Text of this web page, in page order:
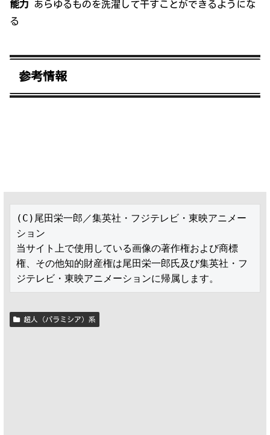
能力 あらゆるものを洗濯して干すことができるようにな
る
参考情報
(C)尾田栄一郎／集英社・フジテレビ・東映アニメー
ション
当サイト上で使用している画像の著作権および商標
権、その他知的財産権は尾田栄一郎氏及び集英社・フ
ジテレビ・東映アニメーションに帰属します。
超人（パラミシア）系